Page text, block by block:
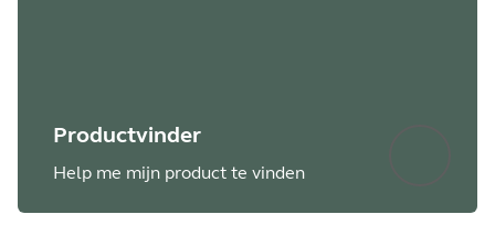
Productvinder
Help me mijn product te vinden